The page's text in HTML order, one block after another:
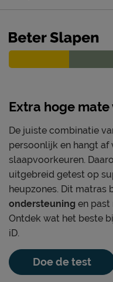
Extra hoge
De juiste combinatie
persoonlijk en hangt af
slaapvoorkeuren.
uitgebreid getest op
heupzones. Dit matras
ondersteuning en
Ontdek wat het beste
iD.
Doe de test